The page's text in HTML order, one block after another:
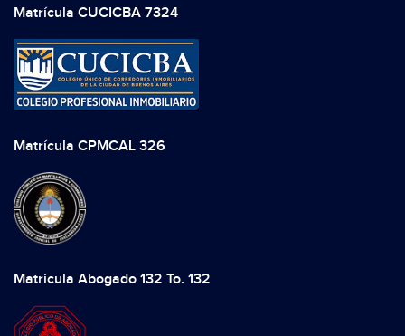
Matrícula CUCICBA 7324
Matrícula CPMCAL 326
Matricula Abogado 132 To. 132